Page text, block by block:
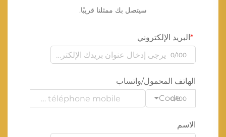
سيتصل بك ممثلنا قريبًا.
البريد الإلكتروني
0/100
الهاتف المحمول/واتساب
Code
0/100
الاسم